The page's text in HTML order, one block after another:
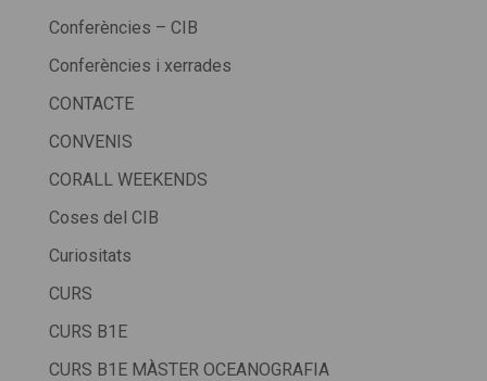
Conferències – CIB
Conferències i xerrades
CONTACTE
CONVENIS
CORALL WEEKENDS
Coses del CIB
Curiositats
CURS
CURS B1E
CURS B1E MÀSTER OCEANOGRAFIA